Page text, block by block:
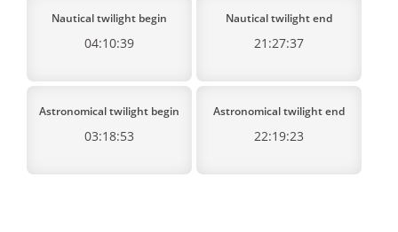
Nautical twilight begin
04:10:39
Nautical twilight end
21:27:37
Astronomical twilight begin
03:18:53
Astronomical twilight end
22:19:23